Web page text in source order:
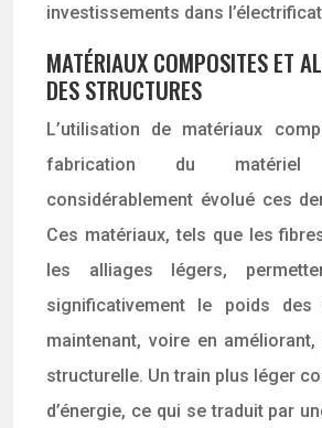
investissements dans
MATÉRIAUX COMPOSITES ET
DES STRUCTURES
L’utilisation de matériaux
fabrication du
considérablement évolué ces
Ces matériaux, tels que les
les alliages légers,
significativement le poids
maintenant, voire en
structurelle. Un train plus léger
d’énergie, ce qui se traduit par